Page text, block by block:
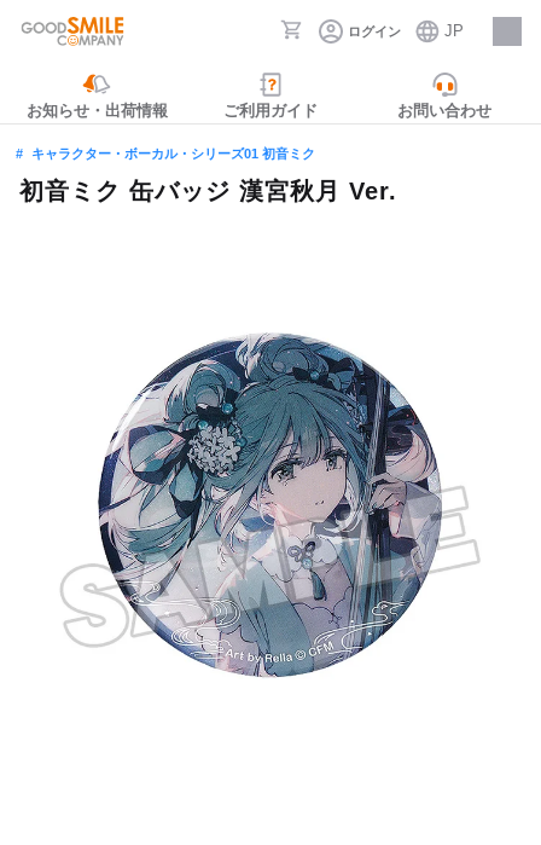
ログイン JP
採用情報
お知らせ・出荷情報 ご利用ガイド お問い合わせ
キャラクター・ボーカル・シリーズ01 初音ミク
初音ミク 缶バッジ 漢宮秋月 Ver.